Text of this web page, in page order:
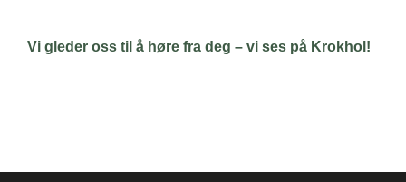
Vi gleder oss til å høre fra deg – vi ses på Krokhol!